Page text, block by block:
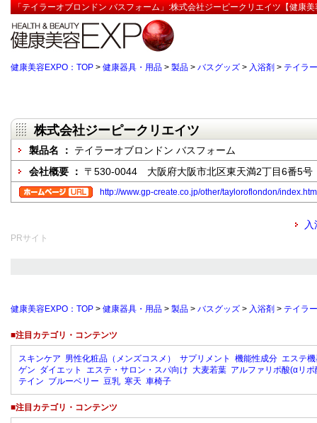
「テイラーオブロンドン バスフォーム」:株式会社ジーピークリエイツ【健康
健康美容EXPO：TOP > 健康器具・用品 > 製品 > バスグッズ > 入浴剤 > テイラ
株式会社ジーピークリエイツ
製品名 ： テイラーオブロンドン バスフォーム
会社概要 ： 〒530-0044 大阪府大阪市北区東天満2丁目6番5号
http://www.gp-create.co.jp/other/tayloroflondon/
PRサイト
健康美容EXPO：TOP > 健康器具・用品 > 製品 > バスグッズ > 入浴剤 > テイラ
■注目カテゴリ・コンテンツ
スキンケア 男性化粧品（メンズコスメ） サプリメント 機能性成分 エステ
ゲン ダイエット エステ・サロン・スパ向け 大麦若葉 アルファリポ酸(αリポ
テイン ブルーベリー 豆乳 寒天 車椅子
■注目カテゴリ・コンテンツ